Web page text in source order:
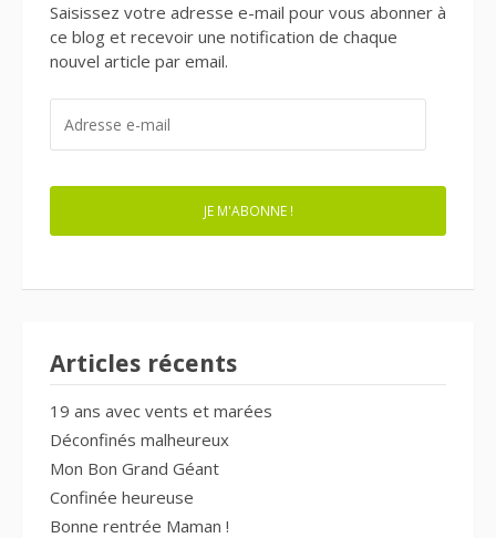
Saisissez votre adresse e-mail pour vous abonner à
ce blog et recevoir une notification de chaque
nouvel article par email.
MAIL
JE M'ABONNE !
Articles récents
19 ans avec vents et marées
Déconfinés malheureux
Mon Bon Grand Géant
Confinée heureuse
Bonne rentrée Maman !